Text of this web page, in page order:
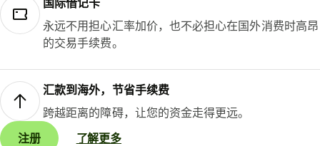
国际借记卡
永远不用担心汇率加价，也不必担心在国外消费时高昂
的交易手续费。
汇款到海外，节省手续费
跨越距离的障碍，让您的资金走得更远。
注册
了解更多